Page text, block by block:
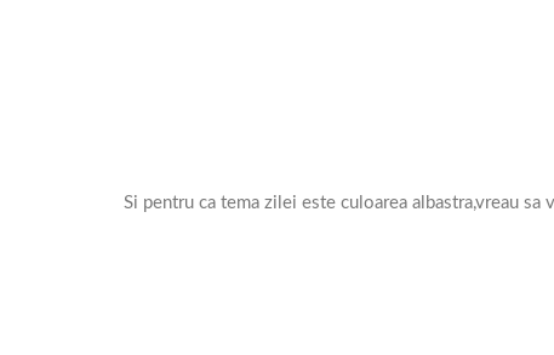
Si pentru ca tema zilei este culoarea albastra,vreau